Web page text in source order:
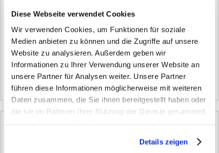
Diese Webseite verwendet Cookies
Wir verwenden Cookies, um Funktionen für soziale
Medien anbieten zu können und die Zugriffe auf unsere
Website zu analysieren. Außerdem geben wir
Informationen zu Ihrer Verwendung unserer Website an
unsere Partner für Analysen weiter. Unsere Partner
führen diese Informationen möglicherweise mit weiteren
Daten zusammen, die Sie ihnen bereitgestellt haben oder
die sie im Rahmen Ihrer Nutzung der Dienste gesammelt
Details zeigen
Oberfläche der Haut. Zu unterst liegt die
Basalzellschicht, darüber die Stachelzellschicht und
schließlich die Körnerzellschicht, an die sich die
Hornschicht anschließt. In der Epidermis sind
neben Keratinozyten und...